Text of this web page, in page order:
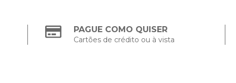
PAGUE COMO QUISER
Cartões de crédito ou à vista